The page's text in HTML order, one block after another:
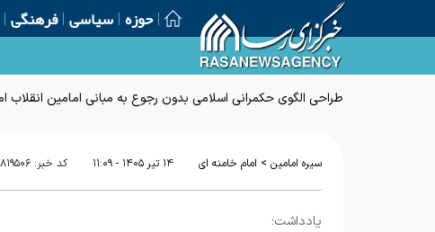
حوزه سیاسی فرهنگی
طراحی الگوی حکمرانی اسلامی بدون رجوع به مبانی امامین انقلاب
سیره امامین > امام خامنه ای ۱۴ تير ۱۴۰۵ - ۱۱:۰۹ کد خبر: ۸۱۹۵۰۶
یادداشت؛